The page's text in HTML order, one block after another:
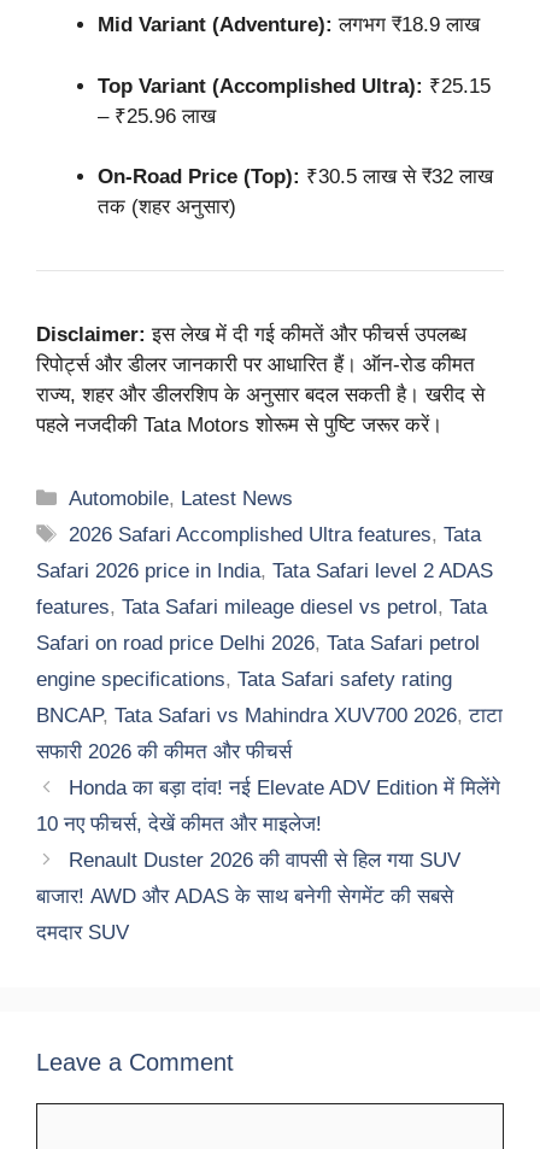
Mid Variant (Adventure): लगभग ₹18.9 लाख
Top Variant (Accomplished Ultra): ₹25.15
– ₹25.96 लाख
On-Road Price (Top): ₹30.5 लाख से ₹32 लाख
तक (शहर अनुसार)
Disclaimer:इस लेख में दी गई कीमतें और फीचर्स उपलब्ध
रिपोर्ट्स और डीलर जानकारी पर आधारित हैं। ऑन-रोड कीमत
राज्य, शहर और डीलरशिप के अनुसार बदल सकती है। खरीद से
पहले नजदीकी Tata Motors शोरूम से पुष्टि जरूर करें।
Categories
Automobile, Latest News
Tags
2026 Safari Accomplished Ultra features,Tata
Safari 2026 price in India, Tata Safari level 2 ADAS
features, Tata Safari mileage diesel vs petrol , Tata
Safari on road price Delhi 2026, Tata Safari petrol
engine specifications, Tata Safari safety rating
BNCAP, Tata Safari vs Mahindra XUV700 2026,टाटा
सफारी 2026 की कीमत और फीचर्स
Honda का बड़ा दांव! नई Elevate ADV Edition में मिलेंगे
10 नए फीचर्स, देखें कीमत और माइलेज!
Renault Duster 2026 की वापसी से हिल गया SUV
बाजार! AWD और ADAS के साथ बनेगी सेगमेंट की सबसे
दमदार SUV
Leave a Comment